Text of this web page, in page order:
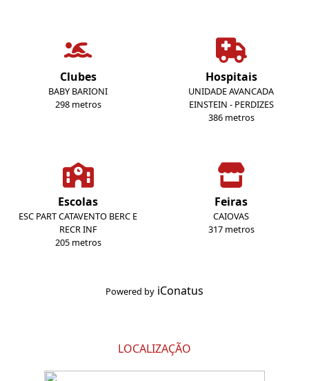
Clubes
BABY BARIONI
298 metros
Hospitais
UNIDADE AVANCADA
EINSTEIN - PERDIZES
386 metros
Escolas
ESC PART CATAVENTO BERC E
RECR INF
205 metros
Feiras
CAIOVAS
317 metros
Powered by iConatus
LOCALIZAÇÃO